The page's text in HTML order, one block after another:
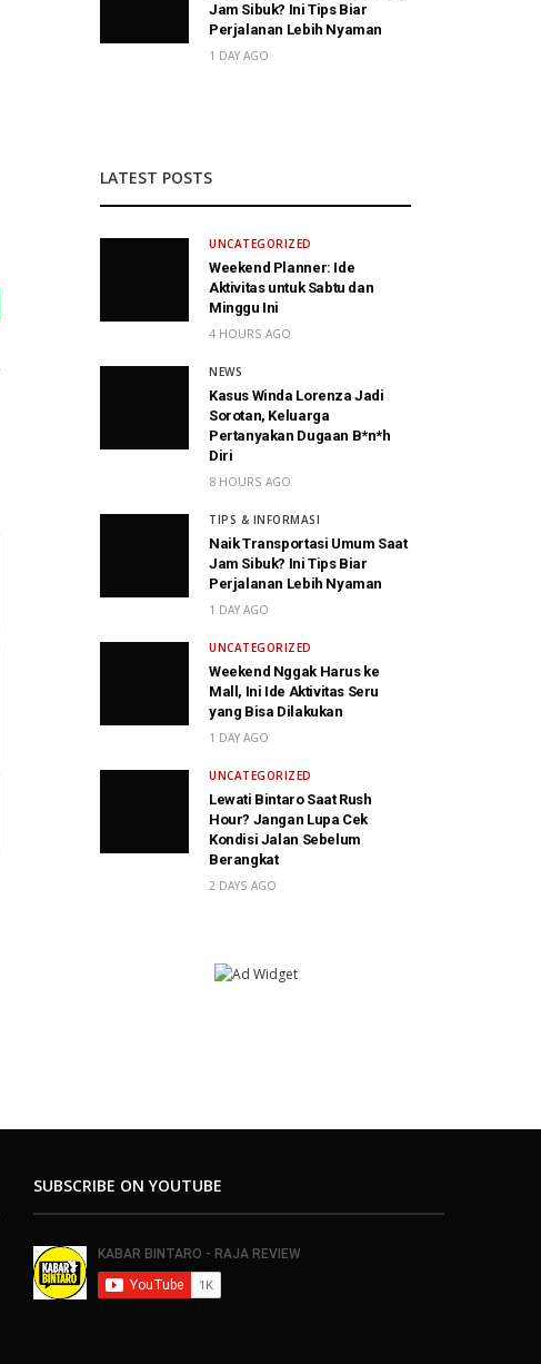
Jam Sibuk? Ini Tips Biar
Perjalanan Lebih Nyaman
1 DAY AGO
LATEST POSTS
UNCATEGORIZED
Weekend Planner: Ide
Aktivitas untuk Sabtu dan
Minggu Ini
4 HOURS AGO
NEWS
Kasus Winda Lorenza Jadi
Sorotan, Keluarga
Pertanyakan Dugaan B*n*h
Diri
8 HOURS AGO
TIPS & INFORMASI
Naik Transportasi Umum Saat
Jam Sibuk? Ini Tips Biar
Perjalanan Lebih Nyaman
1 DAY AGO
UNCATEGORIZED
Weekend Nggak Harus ke
Mall, Ini Ide Aktivitas Seru
yang Bisa Dilakukan
1 DAY AGO
UNCATEGORIZED
Lewati Bintaro Saat Rush
Hour? Jangan Lupa Cek
Kondisi Jalan Sebelum
Berangkat
2 DAYS AGO
SUBSCRIBE ON YOUTUBE